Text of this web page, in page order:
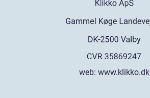
web: www.klikko.dk